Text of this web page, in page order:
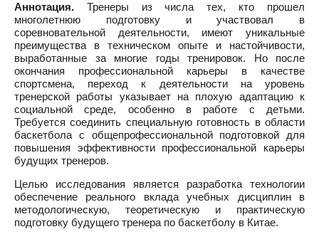
Аннотация. Тренеры из числа тех, кто прошел
многолетнюю подготовку и участвовал в
соревновательной деятельности, имеют уникальные
преимущества в техническом опыте и настойчивости,
выработанные за многие годы тренировок. Но после
окончания профессиональной карьеры в качестве
спортсмена, переход к деятельности на уровень
тренерской работы указывает на плохую адаптацию к
социальной среде, особенно в работе с детьми.
Требуется соединить специальную готовность в области
баскетбола с общепрофессиональной подготовкой для
повышения эффективности профессиональной карьеры
будущих тренеров.
Целью исследования является разработка технологии
обеспечение реального вклада учебных дисциплин в
методологическую, теоретическую и практическую
подготовку будущего тренера по баскетболу в Китае.